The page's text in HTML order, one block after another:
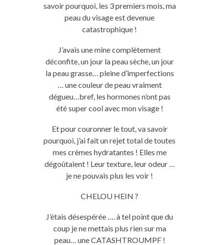
savoir pourquoi, les 3 premiers mois, ma
peau du visage est devenue
catastrophique !
J’avais une mine complètement
déconfite, un jour la peau sèche, un jour
la peau grasse… pleine d’imperfections
… une couleur de peau vraiment
dégueu…bref, les hormones n’ont pas
été super cool avec mon visage !
Et pour couronner le tout, va savoir
pourquoi, j’ai fait un rejet total de toutes
mes crèmes hydratantes ! Elles me
dégoûtaient ! Leur texture, leur odeur …
je ne pouvais plus les voir !
CHELOU HEIN ?
J’étais désespérée …. à tel point que du
coup je ne mettais plus rien sur ma
peau… une CATASHTROUMPF !